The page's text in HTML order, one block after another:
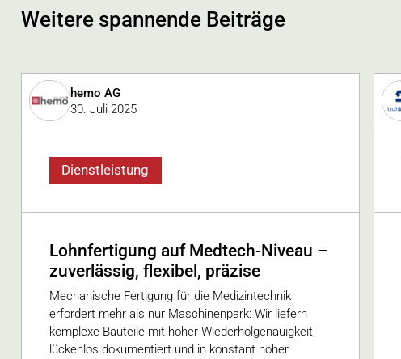
Weitere spannende Beiträge
hemo AG
30. Juli 2025
Dienstleistung
Lohnfertigung auf Medtech-Niveau –
zuverlässig, flexibel, präzise
Mechanische Fertigung für die Medizintechnik
erfordert mehr als nur Maschinenpark: Wir liefern
komplexe Bauteile mit hoher Wiederholgenauigkeit,
lückenlos dokumentiert und in konstant hoher